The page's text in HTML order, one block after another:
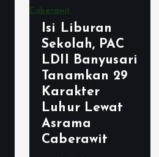
Isi Liburan
Sekolah, PAC
LDII Banyusari
Tanamkan 29
Karakter
Luhur Lewat
Asrama
Caberawit